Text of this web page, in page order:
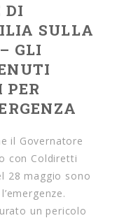
DI
SULLA
GLI
il Governatore
con Coldiretti
28 maggio sono
un pericolo